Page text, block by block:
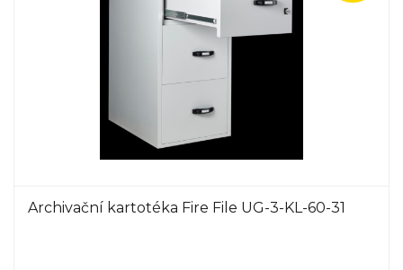
Archivační kartotéka Fire File UG-3-KL-60-31